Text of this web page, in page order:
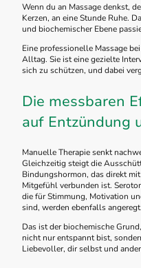
Wenn du an Massage denkst,
Kerzen, an eine Stunde Ruhe.
und biochemischer Ebene
Eine professionelle Massage
Alltag. Sie ist eine gezielte
sich zu schützen, und dabei
Die messbaren
auf Entzündung
Manuelle Therapie senkt
Gleichzeitig steigt die
Bindungshormon, das direkt
Mitgefühl verbunden ist.
die für Stimmung, Motivation
sind, werden ebenfalls angeregt.
Das ist der biochemische
nicht nur entspannt bist,
Liebevoller, dir selbst und